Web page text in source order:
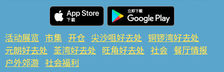
活动展览 市集 开仓 尖沙咀好去处 铜锣湾好去处
元朗好去处 荃湾好去处 旺角好去处 社会 餐厅情报
户外郊游 社会福利